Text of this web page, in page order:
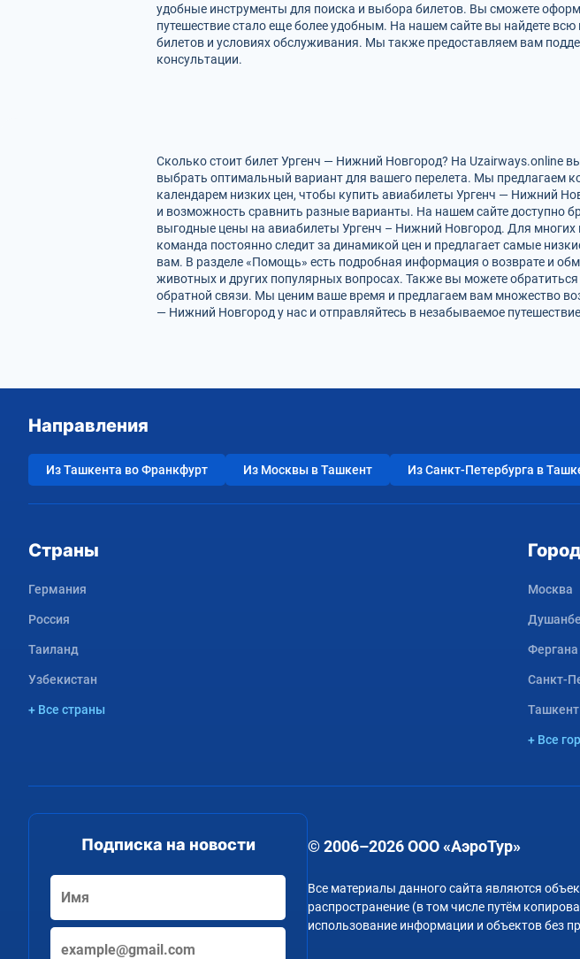
удобные инструменты для поиска и выбора билетов. Вы сможете
путешествие стало еще более удобным. На нашем сайте вы найдете
билетов и условиях обслуживания. Мы также предоставляем вам
консультации.
Сколько стоит билет Ургенч — Нижний Новгород? На Uzairways.online
выбрать оптимальный вариант для вашего перелета. Мы предлагаем
календарем низких цен, чтобы купить авиабилеты Ургенч — Нижний
и возможность сравнить разные варианты. На нашем сайте доступно
выгодные цены на авиабилеты Ургенч – Нижний Новгород. Для многих
команда постоянно следит за динамикой цен и предлагает самые
вам. В разделе «Помощь» есть подробная информация о возврате и
животных и других популярных вопросах. Также вы можете
обратной связи. Мы ценим ваше время и предлагаем вам множество
— Нижний Новгород у нас и отправляйтесь в незабываемое
Направления
Из Ташкента во Франкфурт Из Москвы в Ташкент Из Санкт-Петербурга в
Страны
Германия
Россия
Таиланд
Узбекистан
+ Все страны
Москва
Душанбе
Фергана
Санкт-
Ташкент
+ Все
Подписка на новости © 2006–2026 ООО «АэроТур»
Все материалы данного сайта являются
распространение (в том числе путём
использование информации и объектов без